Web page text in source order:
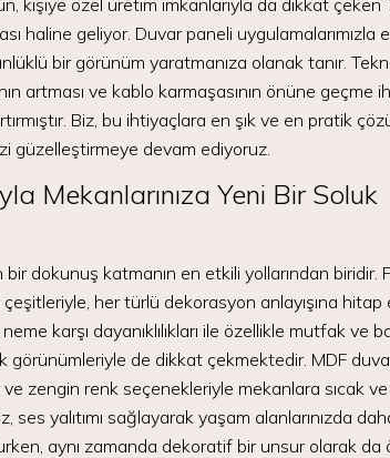
kişiye özel üretim imkanlarıyla da dikkat çeken
haline geliyor. Duvar paneli uygulamalarımızla
bir görünüm yaratmanıza olanak tanır.
artması ve kablo karmaşasının önüne geçme
Biz, bu ihtiyaçlara en şık ve en pratik
güzelleştirmeye devam ediyoruz.
Mekanlarınıza Yeni Bir Soluk
dokunuş katmanın en etkili yollarından biridir.
her türlü dekorasyon anlayışına hitap
karşı dayanıklılıkları ile özellikle mutfak ve
de dikkat çekmektedir. MDF
zengin renk seçenekleriyle mekanlara sıcak
yalıtımı sağlayarak yaşam alanlarınızda
aynı zamanda dekoratif bir unsur olarak da